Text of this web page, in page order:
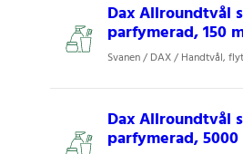
Dax Allroundtvål
parfymerad, 150
Svanen / DAX / Handtvål,
Dax Allroundtvål
parfymerad, 5000